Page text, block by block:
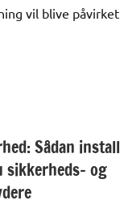
vil blive
Sådan
sikkerheds- og